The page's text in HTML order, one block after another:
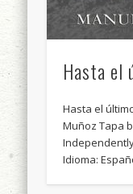
Hasta el
Hasta el
Muñoz Tapa
Idioma: